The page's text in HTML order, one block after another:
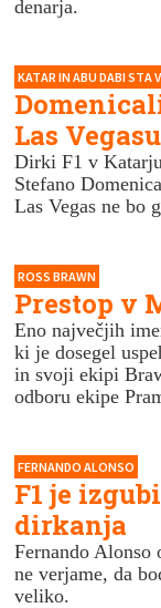
denarja.
KATAR IN ABU DABI STA
Las
Dirki F1 v
Stefano
Las Vegas ne bo
ROSS BRAWN
Prestop v
Eno največjih
ki je dosegel
in svoji ekipi
odboru ekipe
FERNANDO ALONSO
F1 je
dirkanja
Fernando Alonso
ne verjame, da
veliko.